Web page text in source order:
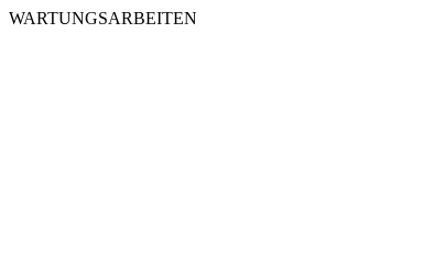
WARTUNGSARBEITEN